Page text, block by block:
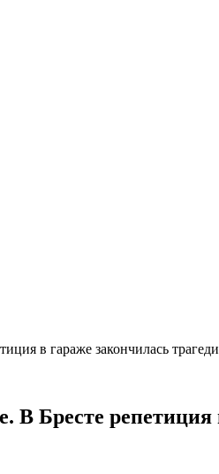
в гараже закончилась
Бресте репетиция